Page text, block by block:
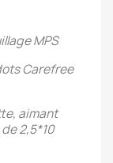
MPS
Carefree
aimant
2,5*10